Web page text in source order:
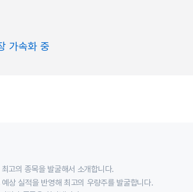
가속화 중
고의 종목을 발굴해서 소개합니다.
상 실적을 반영해 최고의 우량주를 발굴합니다.